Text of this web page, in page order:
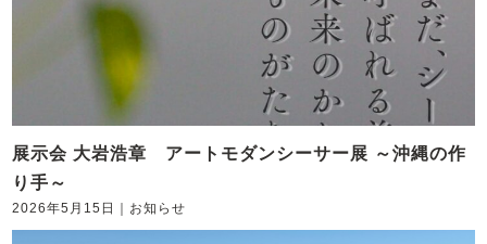
展示会 大岩浩章 アートモダンシーサー展 ～沖縄の作
り手～
2026年5月15日 ｜ お知らせ